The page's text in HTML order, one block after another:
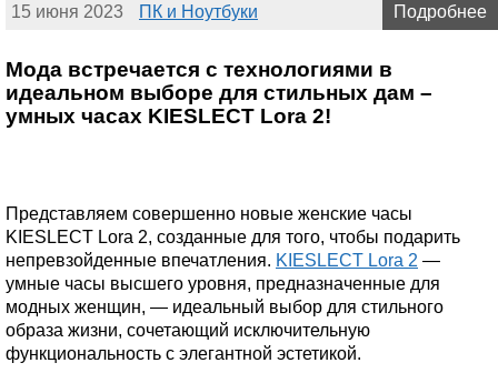
15 июня 2023 ПК и Ноутбуки Подробнее
Мода встречается с технологиями в
идеальном выборе для стильных дам –
умных часах KIESLECT Lora 2!
Представляем совершенно новые женские часы
KIESLECT Lora 2, созданные для того, чтобы подарить
непревзойденные впечатления. KIESLECT Lora 2 —
умные часы высшего уровня, предназначенные для
модных женщин, — идеальный выбор для стильного
образа жизни, сочетающий исключительную
функциональность с элегантной эстетикой.